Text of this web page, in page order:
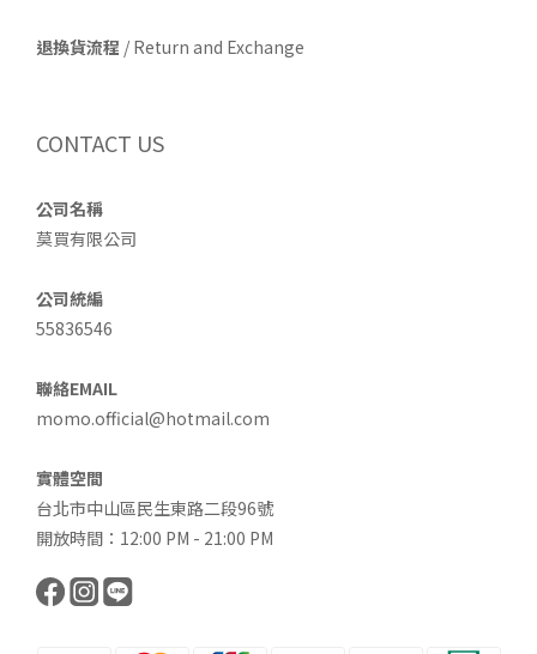
退換貨流程 / Return and Exchange
CONTACT US
公司名稱
莫買有限公司
公司統編
55836546
聯絡EMAIL
momo.official@hotmail.com
實體空間
台北市中山區民生東路二段96號
開放時間：12:00 PM - 21:00 PM